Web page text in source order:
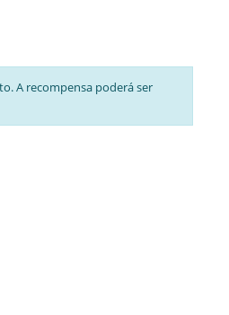
A recompensa poderá ser